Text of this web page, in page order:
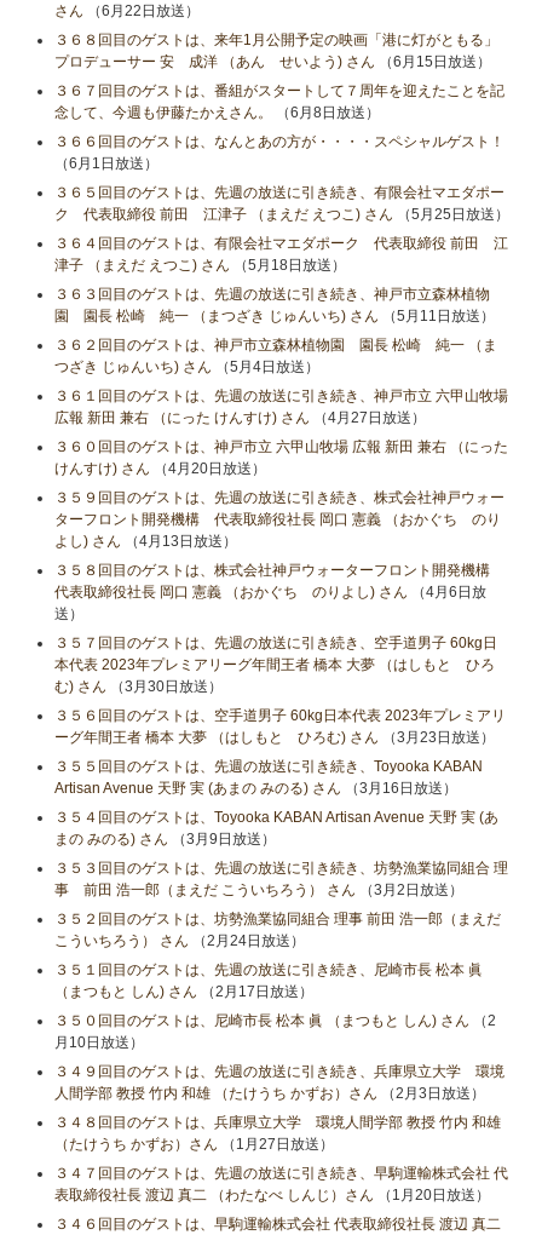
さん （6月22日放送）
３６８回目のゲストは、来年1月公開予定の映画「港に灯がともる」
プロデューサー 安 成洋 （あん せいよう) さん （6月15日放送）
３６７回目のゲストは、番組がスタートして７周年を迎えたことを記
念して、今週も伊藤たかえさん。
（6月8日放送）
３６６回目のゲストは、なんとあの方が・・・・スペシャルゲスト！
（6月1日放送）
３６５回目のゲストは、先週の放送に引き続き、有限会社マエダポー
ク 代表取締役 前田 江津子 （まえだ えつこ) さん （5月25日放送）
３６４回目のゲストは、有限会社マエダポーク 代表取締役 前田 江
津子 （まえだ えつこ) さん （5月18日放送）
３６３回目のゲストは、先週の放送に引き続き、神戸市立森林植物
園 園長 松崎 純一 （まつざき じゅんいち) さん （5月11日放送）
３６２回目のゲストは、神戸市立森林植物園 園長 松崎 純一 （ま
つざき じゅんいち) さん （5月4日放送）
３６１回目のゲストは、先週の放送に引き続き、神戸市立 六甲山牧場
広報 新田 兼右 （にった けんすけ) さん （4月27日放送）
３６０回目のゲストは、神戸市立 六甲山牧場 広報 新田 兼右 （にった
けんすけ) さん （4月20日放送）
３５９回目のゲストは、先週の放送に引き続き、株式会社神戸ウォー
ターフロント開発機構 代表取締役社長 岡口 憲義 （おかぐち のり
よし) さん （4月13日放送）
３５８回目のゲストは、株式会社神戸ウォーターフロント開発機構
代表取締役社長 岡口 憲義 （おかぐち のりよし) さん （4月6日放
送）
３５７回目のゲストは、先週の放送に引き続き、空手道男子 60kg日
本代表 2023年プレミアリーグ年間王者 橋本 大夢 （はしもと ひろ
む) さん （3月30日放送）
３５６回目のゲストは、空手道男子 60kg日本代表 2023年プレミアリ
ーグ年間王者 橋本 大夢 （はしもと ひろむ) さん （3月23日放送）
３５５回目のゲストは、先週の放送に引き続き、Toyooka KABAN
Artisan Avenue 天野 実 (あまの みのる) さん （3月16日放送）
３５４回目のゲストは、Toyooka KABAN Artisan Avenue 天野 実 (あ
まの みのる) さん （3月9日放送）
３５３回目のゲストは、先週の放送に引き続き、坊勢漁業協同組合 理
事 前田 浩一郎（まえだ こういちろう） さん （3月2日放送）
３５２回目のゲストは、坊勢漁業協同組合 理事 前田 浩一郎（まえだ
こういちろう） さん （2月24日放送）
３５１回目のゲストは、先週の放送に引き続き、尼崎市長 松本 眞
（まつもと しん) さん （2月17日放送）
３５０回目のゲストは、尼崎市長 松本 眞 （まつもと しん) さん （2
月10日放送）
３４９回目のゲストは、先週の放送に引き続き、兵庫県立大学 環境
人間学部 教授 竹内 和雄 （たけうち かずお）さん （2月3日放送）
３４８回目のゲストは、兵庫県立大学 環境人間学部 教授 竹内 和雄
（たけうち かずお）さん （1月27日放送）
３４７回目のゲストは、先週の放送に引き続き、早駒運輸株式会社 代
表取締役社長 渡辺 真二 （わたなべ しんじ）さん （1月20日放送）
３４６回目のゲストは、早駒運輸株式会社 代表取締役社長 渡辺 真二